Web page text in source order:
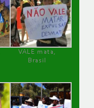
VALE mata,
Brasil